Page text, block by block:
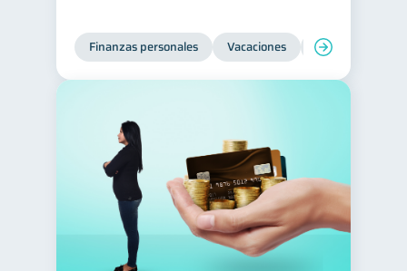
Finanzas personales Vacaciones Organización